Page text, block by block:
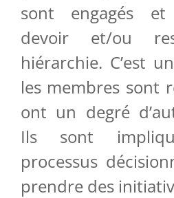
sont engagés
devoir et/ou
hiérarchie. C’est
les membres sont
ont un degré
Ils sont
processus
prendre des